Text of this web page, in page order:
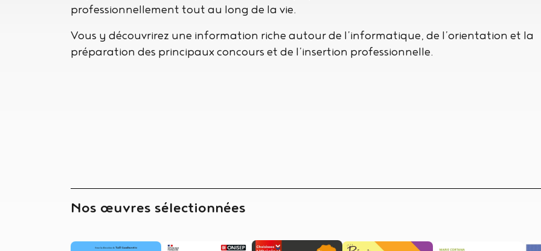
professionnellement tout au long de la vie.
Vous y découvrirez une information riche autour de l’informatique, de l’orientation et la
préparation des principaux concours et de l’insertion professionnelle.
Collections
Titre
Nos œuvres sélectionnées